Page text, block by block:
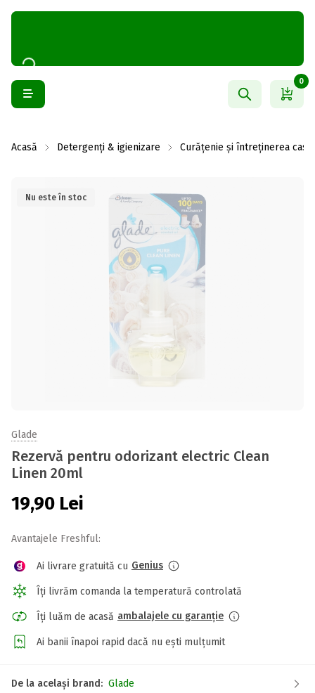
0
Acasă Detergenți & igienizare Curățenie și întreținerea casei
Nu este în stoc
Glade
Rezervă pentru odorizant electric Clean
Linen 20ml
19,90 Lei
Avantajele Freshful:
Ai livrare gratuită cu Genius
Îți livrăm comanda la temperatură controlată
Îți luăm de acasă ambalajele cu garanție
Ai banii înapoi rapid dacă nu ești mulțumit
De la același brand: Glade